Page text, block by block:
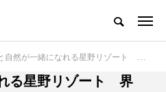
然が一緒になれる星野リゾート 界 阿蘇の部屋風呂
る星野リゾート 界